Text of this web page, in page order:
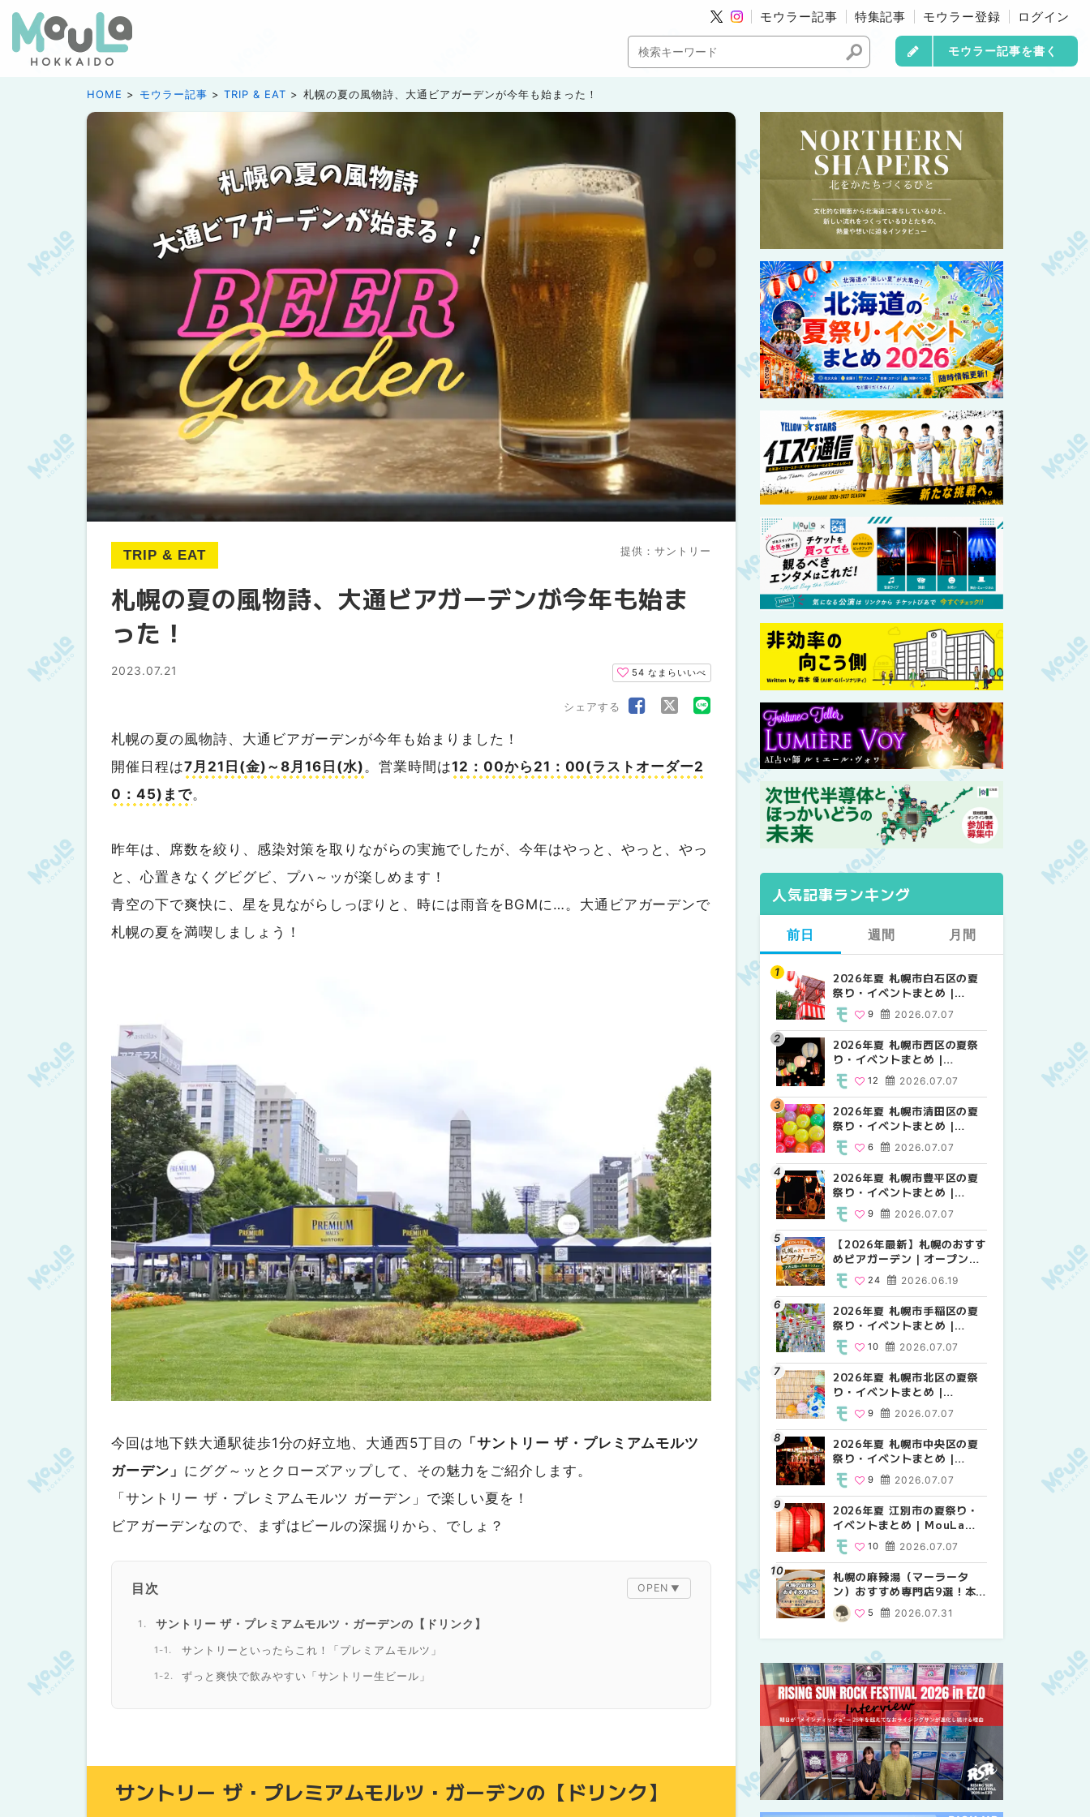
モウラー記事 特集記事 モウラー登録 ログイン
モウラー記事を書く
HOME モウラー記事 TRIP & EAT 札幌の夏の風物詩、大通ビアガーデンが今年も始まった！
TRIP & EAT 提供：サントリー
札幌の夏の風物詩、大通ビアガーデンが今年も始ま
った！
2023.07.21 54 なまらいいべ
シェアする
札幌の夏の風物詩、大通ビアガーデンが今年も始まりました！
開催日程は7月21日(金)～8月16日(水)。営業時間は12：00から21：00(ラストオーダー2
0：45)まで。
昨年は、席数を絞り、感染対策を取りながらの実施でしたが、今年はやっと、やっと、やっ
と、心置きなくグビグビ、プハ～ッが楽しめます！
青空の下で爽快に、星を見ながらしっぽりと、時には雨音をBGMに…。大通ビアガーデンで
札幌の夏を満喫しましょう！
今回は地下鉄大通駅徒歩1分の好立地、大通西5丁目の 「サントリー ザ・プレミアムモルツ
ガーデン」 にググ～ッとクローズアップして、その魅力をご紹介します。
「サントリー ザ・プレミアムモルツ ガーデン」で楽しい夏を！
ビアガーデンなので、まずはビールの深掘りから、でしょ？
目次
サントリー ザ・プレミアムモルツ・ガーデンの【ドリンク】
サントリーといったらこれ！「プレミアムモルツ」
ずっと爽快で飲みやすい「サントリー生ビール」
サントリー ザ・プレミアムモルツ・ガーデンの【フード】
サントリー ザ・プレミアムモルツ・ガーデンの【ドリンク】
人気記事ランキング
前日
2026年夏 札幌市白石区の夏
祭り・イベントまとめ |
MouLa HOKKAIDO
2026.07.07
9
2026年夏 札幌市西区の夏祭
り・イベントまとめ |
MouLa HOKKAIDO
2026.07.07
12
2026年夏 札幌市清田区の夏
祭り・イベントまとめ |
MouLa HOKKAIDO
2026.07.07
6
2026年夏 札幌市豊平区の夏
祭り・イベントまとめ |
MouLa HOKKAIDO
2026.07.07
9
【2026年最新】札幌のおすす
めビアガーデン｜オープン日
順に徹底紹介！大通公園から
穴場テラスまで | MouLa
HOKKAIDO
2026.06.19
24
2026年夏 札幌市手稲区の夏
祭り・イベントまとめ |
MouLa HOKKAIDO
2026.07.07
10
2026年夏 札幌市北区の夏祭
り・イベントまとめ |
MouLa HOKKAIDO
2026.07.07
9
2026年夏 札幌市中央区の夏
祭り・イベントまとめ |
MouLa HOKKAIDO
2026.07.07
9
2026年夏 江別市の夏祭り・
イベントまとめ | MouLa
HOKKAIDO 2026.07.07
10
札幌の麻辣湯（マーラータ
ン）おすすめ専門店9選！本
場の量り売りから最新店まで
徹底比較 | MouLa
2026.07.31
5
週間
2026年夏 札幌市西区の夏祭
り・イベントまとめ |
12
【2026年最新】札幌のおすす
めビアガーデン｜オープン日
順に徹底紹介！大通公園から
穴場テラスまで | MouLa
HOKKAIDO
24
2026年夏 札幌市白石区の夏
祭り・イベントまとめ |
9
2026年夏 札幌市手稲区の夏
祭り・イベントまとめ |
10
2026年夏 札幌市北区の夏祭
り・イベントまとめ |
9
2026年夏 札幌市清田区の夏
祭り・イベントまとめ |
6
2026年夏 札幌市豊平区の夏
祭り・イベントまとめ |
9
2026年夏 札幌市南区の夏祭
り・イベントまとめ |
8
2026年夏 札幌市中央区の夏
祭り・イベントまとめ |
9
2026年夏 恵庭市・千歳市の
夏祭り・イベントまとめ |
9
月間
【2026年最新】札幌のおすす
めビアガーデン｜オープン日
穴場テラスまで | MouLa
HOKKAIDO
24
2026年夏 札幌市北区の夏祭
り・イベントまとめ |
9
2026年夏 札幌市白石区の夏
祭り・イベントまとめ |
9
2026年夏 札幌市西区の夏祭
り・イベントまとめ |
12
2026年夏 札幌市手稲区の夏
祭り・イベントまとめ |
10
2026年夏 札幌市清田区の夏
祭り・イベントまとめ |
6
札幌の麻辣湯（マーラータ
ン）おすすめ専門店6選！本
徹底比較 | MouLa
HOKKAIDO
5
2026年夏 札幌市豊平区の夏
祭り・イベントまとめ |
9
【新千歳空港】新カードラウ
ンジが開業。「SUPER
ラウンジアネックス）」をご
紹介！！ | MouLa
HOKKAIDO
18
2026年夏 札幌市南区の夏祭
り・イベントまとめ |
8